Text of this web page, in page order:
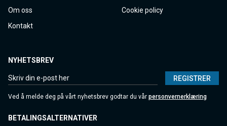
Om oss
Kontakt
Cookie policy
NYHETSBREV
REGISTRER
Ved å melde deg på vårt nyhetsbrev godtar du vår personvernerklæring
BETALINGSALTERNATIVER